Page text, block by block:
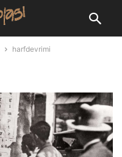
harfdevrimi